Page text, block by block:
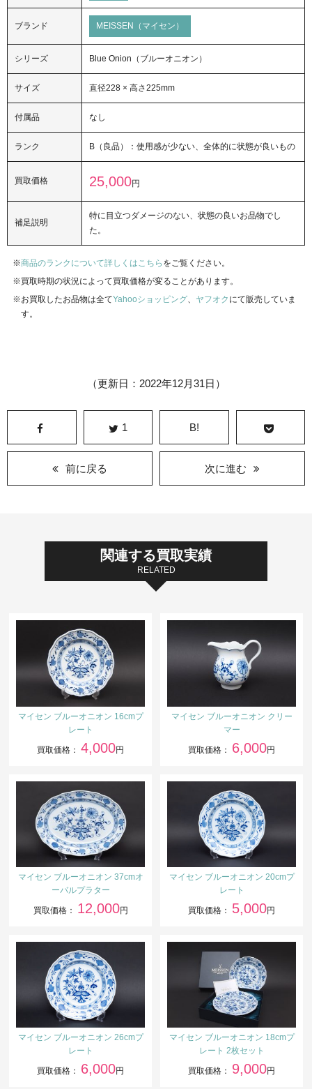
ブランド MEISSEN（マイセン）
シリーズ Blue Onion（ブルーオニオン）
サイズ 直径228 × 高さ225mm
付属品 なし
ランク B（良品）：使用感が少ない、全体的に状態が良いもの
買取価格 25,000円
補足説明
特に目立つダメージのない、状態の良いお品物でし
た。
商品のランクについて詳しくはこちら をご覧ください。
買取時期の状況によって買取価格が変ることがあります。
お買取したお品物は全てYahooショッピング、 ヤフオク にて販売していま
す。
（更新日：2022年12月31日）
1 B!
前に戻る 次に進む
関連する買取実績
RELATED
マイセン ブルーオニオン 16cmプ
レート
買取価格： 4,000円
マイセン ブルーオニオン クリー
マー
買取価格： 6,000円
マイセン ブルーオニオン 37cmオ
ーバルプラター
買取価格： 12,000円
マイセン ブルーオニオン 20cmプ
レート
買取価格： 5,000円
マイセン ブルーオニオン 26cmプ
レート
買取価格： 6,000円
マイセン ブルーオニオン 18cmプ
レート 2枚セット
買取価格： 9,000円